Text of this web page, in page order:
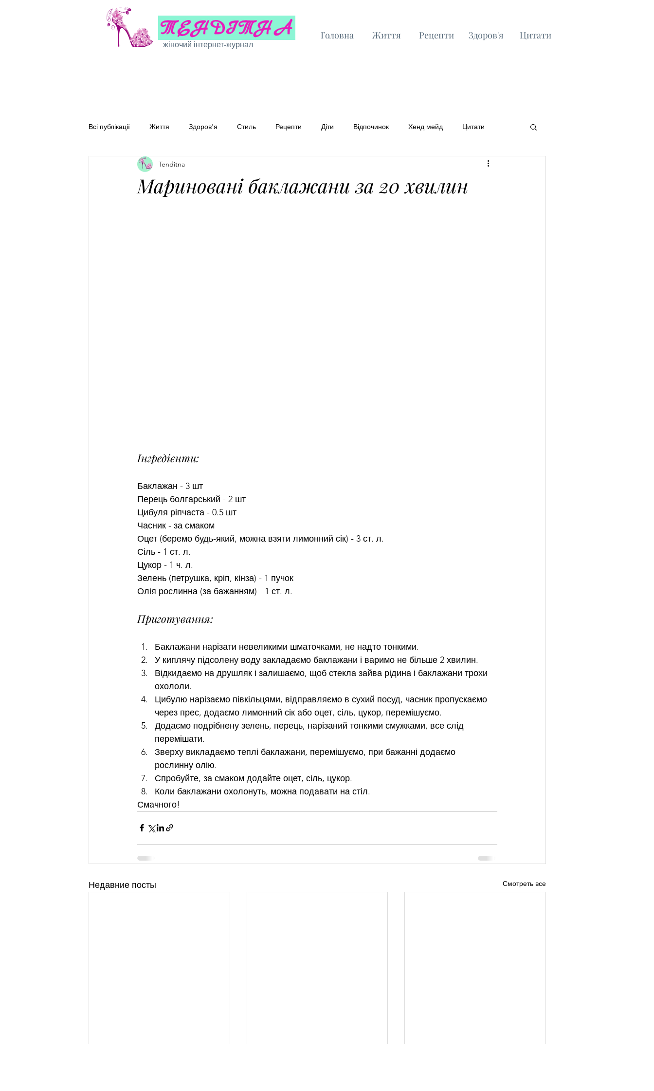
жіночий інтернет-журнал
Головна Життя Рецепти Здоров'я Цитати
Всі публікації Життя Здоров'я Стиль Рецепти Діти Відпочинок Хенд мейд Цитати
Сімейні рецепти Перевірені рецепти
Мариновані баклажани за 20 хвилин
Tenditna
Інгредієнти:
Баклажан - 3 шт
Перець болгарський - 2 шт
Цибуля ріпчаста - 0.5 шт
Часник - за смаком
Оцет (беремо будь-який, можна взяти лимонний сік) - 3 ст. л.
Сіль - 1 ст. л.
Цукор - 1 ч. л.
Зелень (петрушка, кріп, кінза) - 1 пучок
Олія рослинна (за бажанням) - 1 ст. л.
Приготування:
Баклажани нарізати невеликими шматочками, не надто тонкими.
У киплячу підсолену воду закладаємо баклажани і варимо не більше 2 хвилин.
Відкидаємо на друшляк і залишаємо, щоб стекла зайва рідина і баклажани трохи
охололи.
Цибулю нарізаємо півкільцями, відправляємо в сухий посуд, часник пропускаємо
через прес, додаємо лимонний сік або оцет, сіль, цукор, перемішуємо.
Додаємо подрібнену зелень, перець, нарізаний тонкими смужками, все слід
перемішати.
Зверху викладаємо теплі баклажани, перемішуємо, при бажанні додаємо
рослинну олію.
Спробуйте, за смаком додайте оцет, сіль, цукор.
Коли баклажани охолонуть, можна подавати на стіл.
Смачного!
Недавние посты Смотреть все